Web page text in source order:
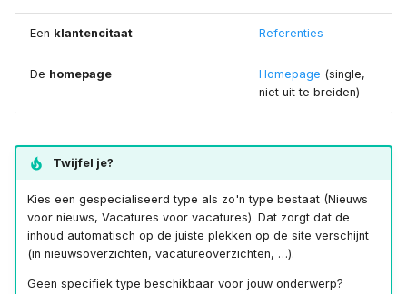
Een klantencitaat Referenties
De homepage Homepage (single,
niet uit te breiden)
Twijfel je?
Kies een gespecialiseerd type als zo'n type bestaat (Nieuws
voor nieuws, Vacatures voor vacatures). Dat zorgt dat de
inhoud automatisch op de juiste plekken op de site verschijnt
(in nieuwsoverzichten, vacatureoverzichten, …).
Geen specifiek type beschikbaar voor jouw onderwerp?